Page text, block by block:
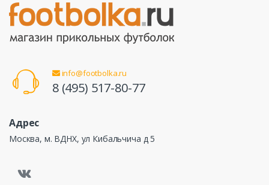
info@footbolka.ru
8 (495) 517-80-77
Адрес
Москва, м. ВДНХ, ул Кибальчича д 5